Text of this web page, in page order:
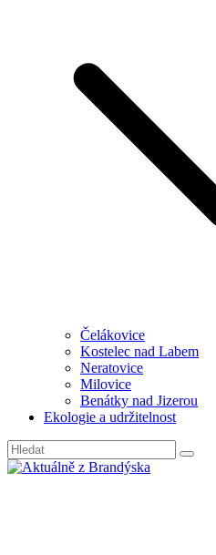
Čelákovice
Kostelec nad Labem
Neratovice
Milovice
Benátky nad Jizerou
Ekologie a udržitelnost